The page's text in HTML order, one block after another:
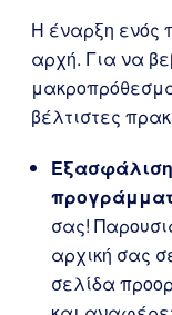
Η έναρξη ενός
αρχή. Για να
βέλτιστες
σας!
αρχική σας
σελίδα